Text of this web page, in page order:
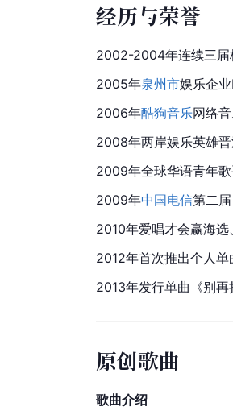
经历与荣誉
2002-2004年连续三届
2005年泉州市娱乐企
2006年酷狗音乐网络
2008年两岸娱乐英雄
2009年全球华语青年
2009年中国电信第二
2010年爱唱才会赢海选
2012年首次推出个人单
2013年发行单曲《别再
原创歌曲
歌曲介绍